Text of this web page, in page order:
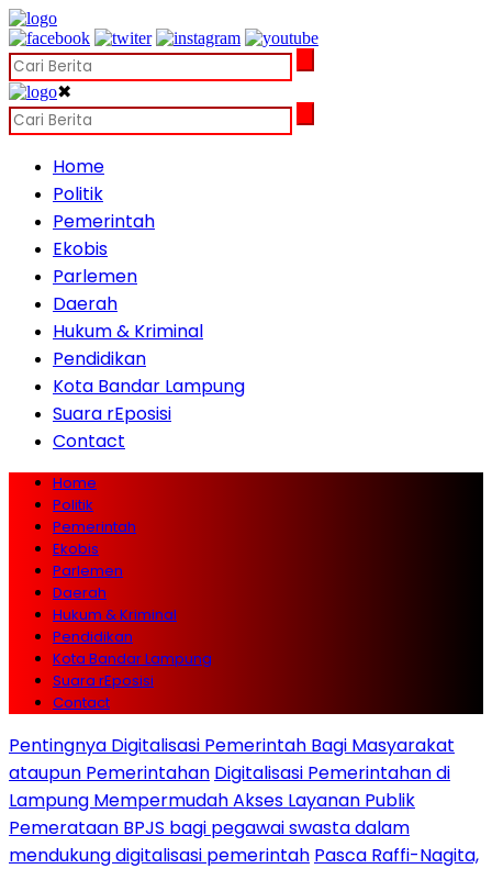
✖
Home
Politik
Pemerintah
Ekobis
Parlemen
Daerah
Hukum & Kriminal
Pendidikan
Kota Bandar Lampung
Suara rEposisi
Contact
Home
Politik
Pemerintah
Ekobis
Parlemen
Daerah
Hukum & Kriminal
Pendidikan
Kota Bandar Lampung
Suara rEposisi
Contact
Pentingnya Digitalisasi Pemerintah Bagi Masyarakat
ataupun Pemerintahan Digitalisasi Pemerintahan di
Lampung Mempermudah Akses Layanan Publik
Pemerataan BPJS bagi pegawai swasta dalam
mendukung digitalisasi pemerintah Pasca Raffi-Nagita,